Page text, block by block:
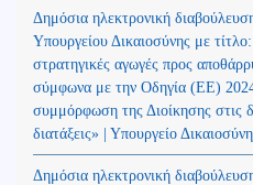
Δημόσια ηλεκτρονική
Υπουργείου Δικαιοσύνης με
στρατηγικές αγωγές προς
σύμφωνα με την Οδηγία (ΕΕ)
συμμόρφωση της Διοίκησης στις
διατάξεις» | Υπουργείο
Δημόσια ηλεκτρονική